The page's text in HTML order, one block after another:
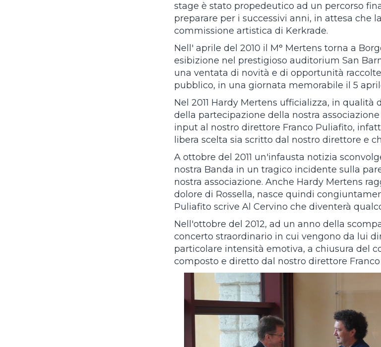
stage è stato propedeutico ad un percorso
preparare per i successivi anni, in attesa che
commissione artistica di Kerkrade.
Nell' aprile del 2010 il M° Mertens torna a
esibizione nel prestigioso auditorium San
una ventata di novità e di opportunità
pubblico, in una giornata memorabile il 5
Nel 2011 Hardy Mertens ufficializza, in
della partecipazione della nostra
input al nostro direttore Franco Puliafito,
libera scelta sia scritto dal nostro direttore e
A ottobre del 2011 un'infausta notizia
nostra Banda in un tragico incidente sulla
nostra associazione. Anche Hardy Mertens
dolore di Rossella, nasce quindi
Puliafito scrive Al Cervino che diventerà
Nell'ottobre del 2012, ad un anno della
concerto straordinario in cui vengono da lui
particolare intensità emotiva, a chiusura del
composto e diretto dal nostro direttore